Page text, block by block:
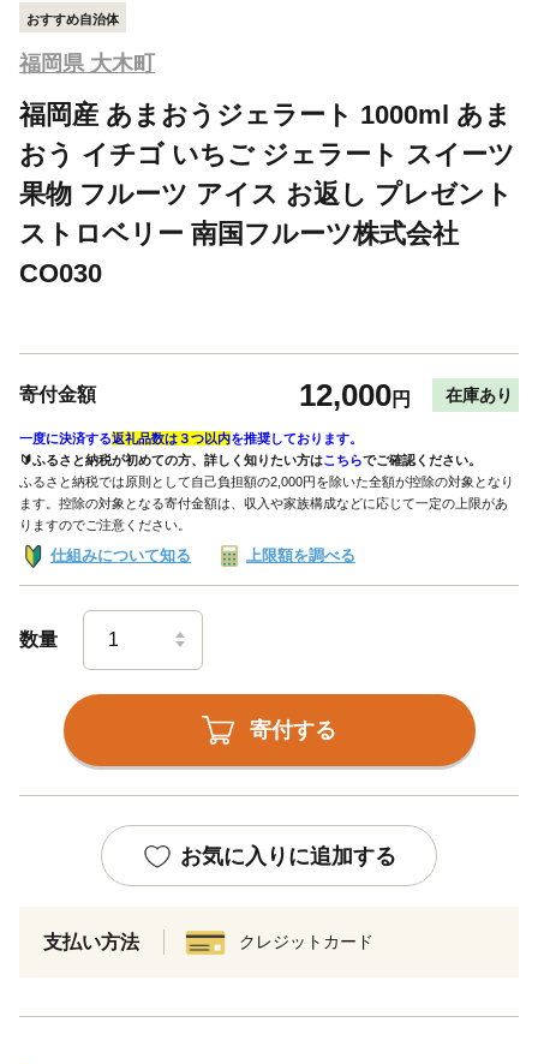
おすすめ自治体
福岡県 大木町
福岡産 あまおうジェラート 1000ml あま
おう イチゴ いちご ジェラート スイーツ
果物 フルーツ アイス お返し プレゼント
ストロベリー 南国フルーツ株式会社
CO030
寄付金額 12,000円 在庫あり
一度に決済する返礼品数は３つ以内を推奨しております。
🔰ふるさと納税が初めての方、詳しく知りたい方はこちらでご確認ください。
ふるさと納税では原則として自己負担額の2,000円を除いた全額が控除の対象となり
ます。控除の対象となる寄付金額は、収入や家族構成などに応じて一定の上限があ
りますのでご注意ください。
仕組みについて知る 上限額を調べる
数量
寄付する
お気に入りに追加する
支払い方法 クレジットカード